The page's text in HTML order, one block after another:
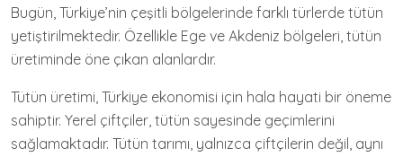
Bugün, Türkiye’nin çeşitli bölgelerinde farklı türlerde tütün
yetiştirilmektedir. Özellikle Ege ve Akdeniz bölgeleri, tütün
üretiminde öne çıkan alanlardır.
Tütün üretimi, Türkiye ekonomisi için hala hayati bir öneme
sahiptir. Yerel çiftçiler, tütün sayesinde geçimlerini
sağlamaktadır. Tütün tarımı, yalnızca çiftçilerin değil, aynı